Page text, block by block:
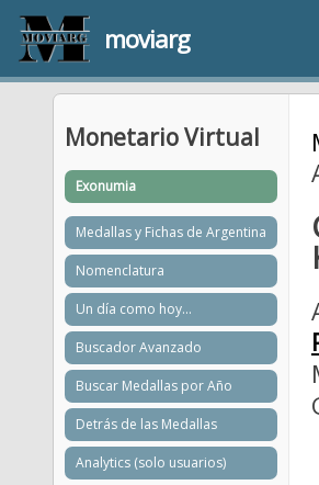
moviarg
Monetario Virtual
Exonumia
Medallas y Fichas de Argentina
Nomenclatura
Un día como hoy...
Buscador Avanzado
Buscar Medallas por Año
Detrás de las Medallas
Analytics (solo usuarios)